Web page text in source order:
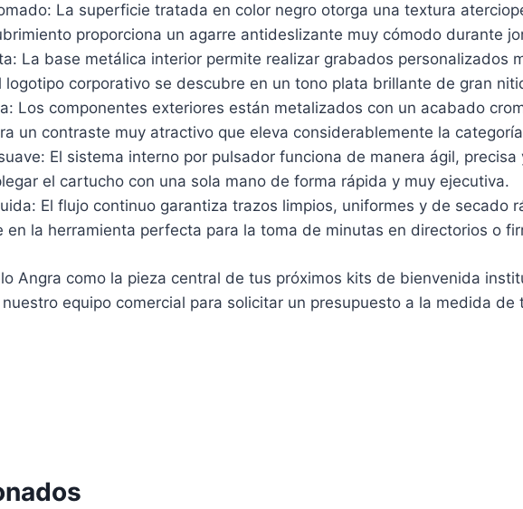
La superficie tratada en color negro otorga una textura
proporciona un agarre antideslizante muy cómodo durante
La base metálica interior permite realizar grabados personalizados
logotipo corporativo se descubre en un tono plata brillante de gran
Los componentes exteriores están metalizados con un acabado
un contraste muy atractivo que eleva considerablemente la
El sistema interno por pulsador funciona de manera ágil,
el cartucho con una sola mano de forma rápida y muy ejecutiva.
El flujo continuo garantiza trazos limpios, uniformes y de secado
en la herramienta perfecta para la toma de minutas en directorios o
Angra como la pieza central de tus próximos kits de bienvenida
equipo comercial para solicitar un presupuesto a la medida de